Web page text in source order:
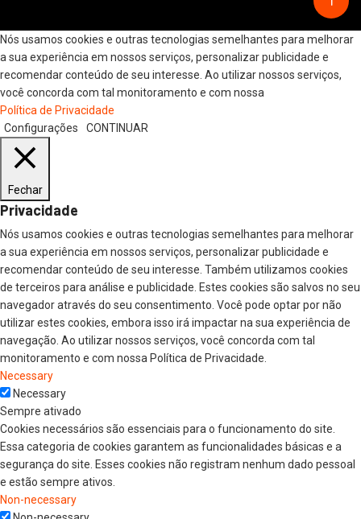
Nós usamos cookies e outras tecnologias semelhantes para melhorar
a sua experiência em nossos serviços, personalizar publicidade e
recomendar conteúdo de seu interesse. Ao utilizar nossos serviços,
você concorda com tal monitoramento e com nossa
Política de Privacidade
Configurações
CONTINUAR
Fechar
Privacidade
Nós usamos cookies e outras tecnologias semelhantes para melhorar
a sua experiência em nossos serviços, personalizar publicidade e
recomendar conteúdo de seu interesse. Também utilizamos cookies
de terceiros para análise e publicidade. Estes cookies são salvos no seu
navegador através do seu consentimento. Você pode optar por não
utilizar estes cookies, embora isso irá impactar na sua experiência de
navegação. Ao utilizar nossos serviços, você concorda com tal
monitoramento e com nossa Política de Privacidade.
Necessary
Necessary
Sempre ativado
Cookies necessários são essenciais para o funcionamento do site.
Essa categoria de cookies garantem as funcionalidades básicas e a
segurança do site. Esses cookies não registram nenhum dado pessoal
e estão sempre ativos.
Non-necessary